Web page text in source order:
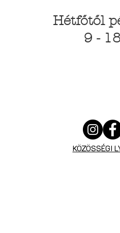
Hétfőtől
9 -
KÖZÖSSÉGI